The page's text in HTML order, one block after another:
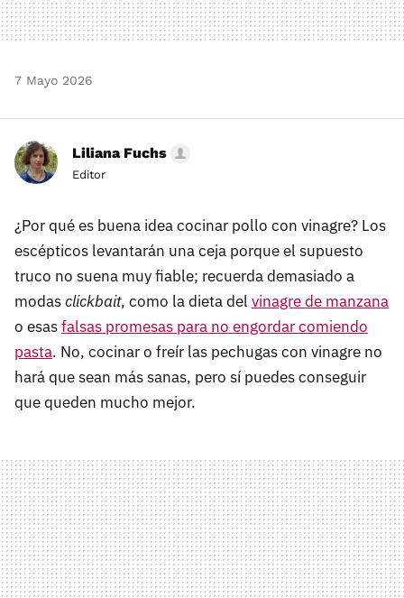
7 Mayo 2026
Liliana Fuchs
Editor
¿Por qué es buena idea cocinar pollo con vinagre? Los
escépticos levantarán una ceja porque el supuesto
truco no suena muy fiable; recuerda demasiado a
modasclickbait, como la dieta del vinagre de manzana
o esasfalsas promesas para no engordar comiendo
pasta. No, cocinar o freír las pechugas con vinagre no
hará que sean más sanas, pero sí puedes conseguir
que queden mucho mejor.